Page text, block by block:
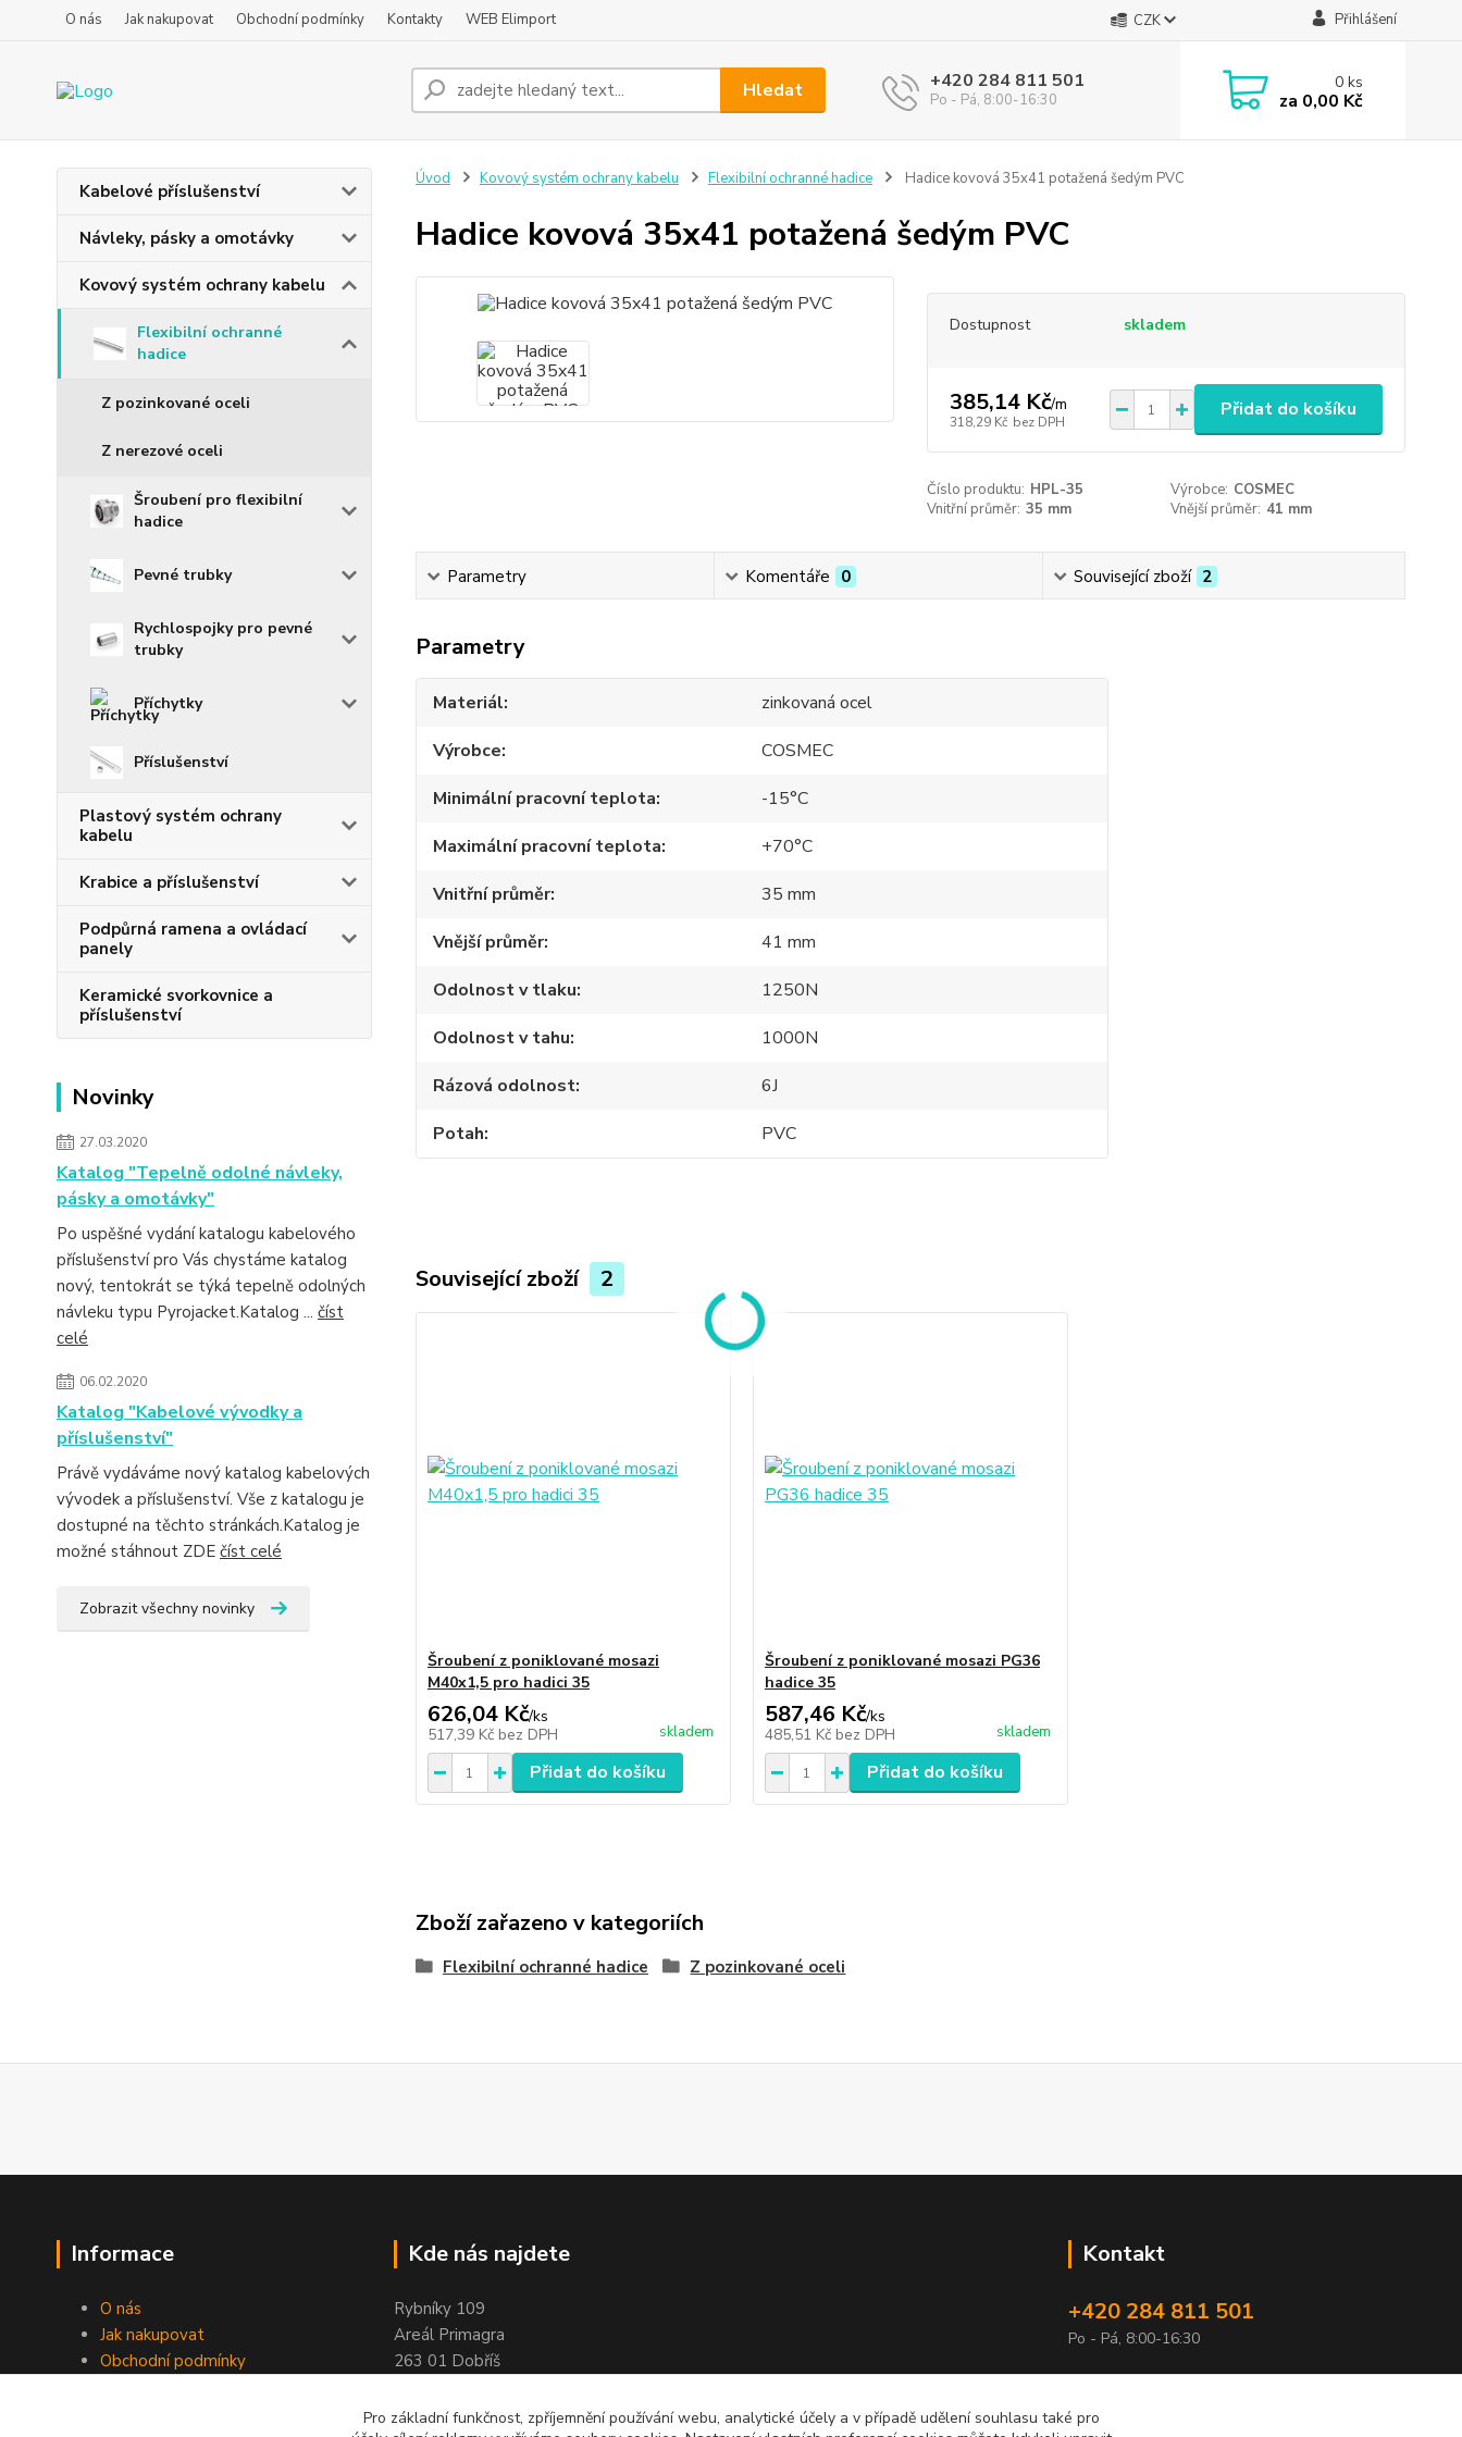
O nás Jak nakupovat Obchodní podmínky Kontakty WEB Elimport CZK Přihlášení
Hledat +420 284 811 501
Po - Pá, 8:00-16:30
0ks
za 0,00 Kč
Kabelové příslušenství
Návleky, pásky a omotávky
Kovový systém ochrany kabelu
Flexibilní ochranné
hadice
Z pozinkované oceli
Z nerezové oceli
Šroubení pro flexibilní
hadice
Pevné trubky
Rychlospojky pro pevné
trubky
Příchytky
Příslušenství
Plastový systém ochrany
kabelu
Krabice a příslušenství
Podpůrná ramena a ovládací
panely
Keramické svorkovnice a
příslušenství
Novinky
27.03.2020
Katalog "Tepelně odolné návleky,
pásky a omotávky"
Po uspěšné vydání katalogu kabelového
příslušenství pro Vás chystáme katalog
nový, tentokrát se týká tepelně odolných
návleku typu Pyrojacket.Katalog ... číst
celé
06.02.2020
Katalog "Kabelové vývodky a
příslušenství"
Právě vydáváme nový katalog kabelových
vývodek a příslušenství. Vše z katalogu je
dostupné na těchto stránkách.Katalog je
možné stáhnout ZDE číst celé
Zobrazit všechny novinky
Úvod Kovový systém ochrany kabelu Flexibilní ochranné hadice Hadice kovová 35x41 potažená šedým PVC
Hadice kovová 35x41 potažená šedým PVC
Dostupnost skladem
385,14 Kč/m
318,29 Kč bez DPH
Přidat do košíku
Číslo produktu: HPL-35 Výrobce: COSMEC
Vnitřní průměr: 35 mm Vnější průměr: 41 mm
Parametry Komentáře 0 Související zboží 2
Parametry
Materiál
zinkovaná ocel
Výrobce
COSMEC
Minimální pracovní teplota
-15°C
Maximální pracovní teplota
+70°C
Vnitřní průměr
35 mm
Vnější průměr
41 mm
Odolnost v tlaku
1250N
Odolnost v tahu
1000N
Rázová odolnost
6J
Potah
PVC
Související zboží 2
Šroubení z poniklované mosazi
M40x1,5 pro hadici 35
626,04 Kč/ks
517,39 Kč bez DPH skladem
Přidat do košíku
Šroubení z poniklované mosazi PG36
hadice 35
587,46 Kč/ks
485,51 Kč bez DPH skladem
Přidat do košíku
Zboží zařazeno v kategoriích
Flexibilní ochranné hadice Z pozinkované oceli
Informace
O nás
Jak nakupovat
Obchodní podmínky
Kde nás najdete
Rybníky 109
Areál Primagra
263 01 Dobříš
Kontakt
+420 284 811 501
Po - Pá, 8:00-16:30
Pro základní funkčnost, zpříjemnění používání webu, analytické účely a v případě udělení souhlasu také pro